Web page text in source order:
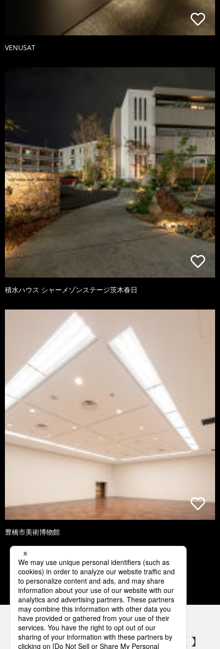
VENUSAT
積水ハウス シャーメゾンステージ茨木春日
豊橋市美術博物館
1 2 3 4 5
パナソニックの電気設備 SNSアカウント